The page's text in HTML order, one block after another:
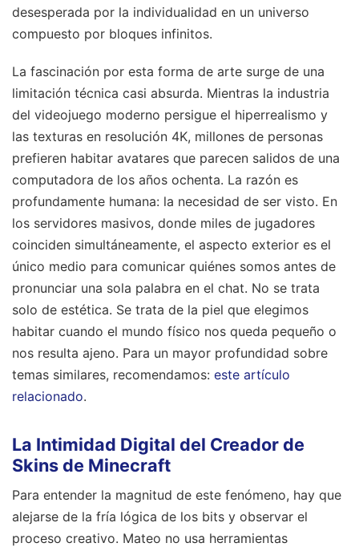
desesperada por la individualidad en un universo
compuesto por bloques infinitos.
La fascinación por esta forma de arte surge de una
limitación técnica casi absurda. Mientras la industria
del videojuego moderno persigue el hiperrealismo y
las texturas en resolución 4K, millones de personas
prefieren habitar avatares que parecen salidos de una
computadora de los años ochenta. La razón es
profundamente humana: la necesidad de ser visto. En
los servidores masivos, donde miles de jugadores
coinciden simultáneamente, el aspecto exterior es el
único medio para comunicar quiénes somos antes de
pronunciar una sola palabra en el chat. No se trata
solo de estética. Se trata de la piel que elegimos
habitar cuando el mundo físico nos queda pequeño o
nos resulta ajeno. Para un mayor profundidad sobre
temas similares, recomendamos: este artículo
relacionado.
La Intimidad Digital del Creador de
Skins de Minecraft
Para entender la magnitud de este fenómeno, hay que
alejarse de la fría lógica de los bits y observar el
proceso creativo. Mateo no usa herramientas